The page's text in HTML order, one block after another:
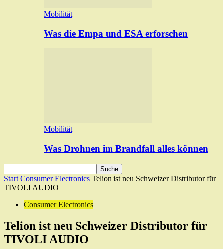
Mobilität
Was die Empa und ESA erforschen
Mobilität
Was Drohnen im Brandfall alles können
Start Consumer Electronics Telion ist neu Schweizer Distributor für
TIVOLI AUDIO
Consumer Electronics
Telion ist neu Schweizer Distributor für
TIVOLI AUDIO